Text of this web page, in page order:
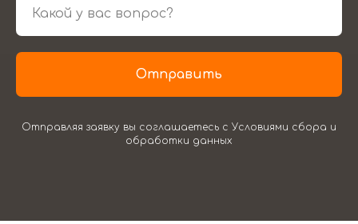
Отправить
Отправляя заявку вы соглашаетесь с Условиями сбора и
обработки данных